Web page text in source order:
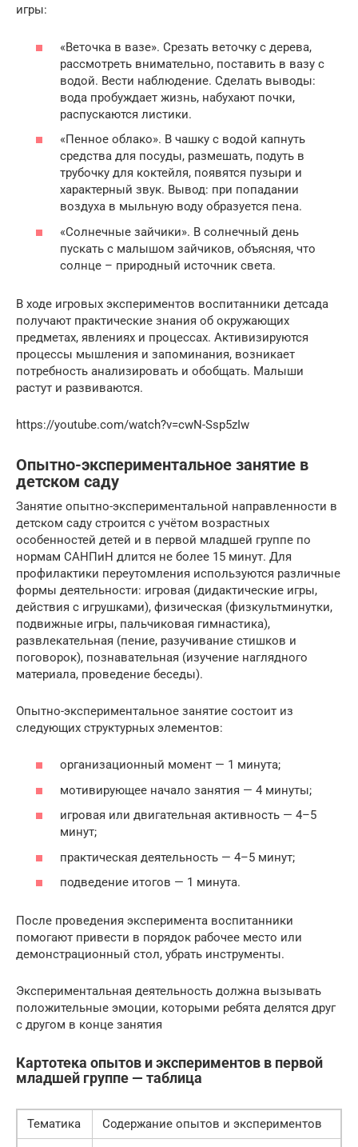
игры:
«Веточка в вазе». Срезать веточку с дерева,
рассмотреть внимательно, поставить в вазу с
водой. Вести наблюдение. Сделать выводы:
вода пробуждает жизнь, набухают почки,
распускаются листики.
«Пенное облако». В чашку с водой капнуть
средства для посуды, размешать, подуть в
трубочку для коктейля, появятся пузыри и
характерный звук. Вывод: при попадании
воздуха в мыльную воду образуется пена.
«Солнечные зайчики». В солнечный день
пускать с малышом зайчиков, объясняя, что
солнце – природный источник света.
В ходе игровых экспериментов воспитанники детсада
получают практические знания об окружающих
предметах, явлениях и процессах. Активизируются
процессы мышления и запоминания, возникает
потребность анализировать и обобщать. Малыши
растут и развиваются.
https://youtube.com/watch?v=cwN-Ssp5zIw
Опытно-экспериментальное занятие в
детском саду
Занятие опытно-экспериментальной направленности в
детском саду строится с учётом возрастных
особенностей детей и в первой младшей группе по
нормам САНПиН длится не более 15 минут. Для
профилактики переутомления используются различные
формы деятельности: игровая (дидактические игры,
действия с игрушками), физическая (физкультминутки,
подвижные игры, пальчиковая гимнастика),
развлекательная (пение, разучивание стишков и
поговорок), познавательная (изучение наглядного
материала, проведение беседы).
Опытно-экспериментальное занятие состоит из
следующих структурных элементов:
организационный момент — 1 минута;
мотивирующее начало занятия — 4 минуты;
игровая или двигательная активность — 4–5
минут;
практическая деятельность — 4–5 минут;
подведение итогов — 1 минута.
После проведения эксперимента воспитанники
помогают привести в порядок рабочее место или
демонстрационный стол, убрать инструменты.
Экспериментальная деятельность должна вызывать
положительные эмоции, которыми ребята делятся друг
с другом в конце занятия
Картотека опытов и экспериментов в первой
младшей группе — таблица
Тематика Содержание опытов и экспериментов